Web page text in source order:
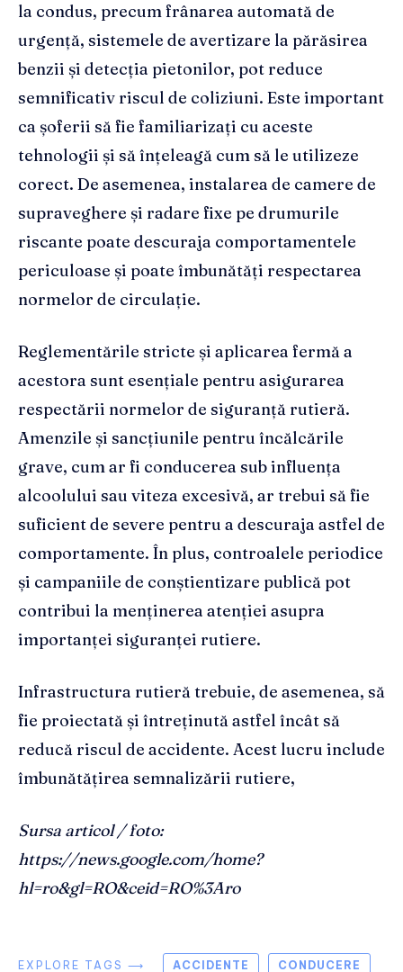
la condus, precum frânarea automată de
urgență, sistemele de avertizare la părăsirea
benzii și detecția pietonilor, pot reduce
semnificativ riscul de coliziuni. Este important
ca șoferii să fie familiarizați cu aceste
tehnologii și să înțeleagă cum să le utilizeze
corect. De asemenea, instalarea de camere de
supraveghere și radare fixe pe drumurile
riscante poate descuraja comportamentele
periculoase și poate îmbunătăți respectarea
normelor de circulație.
Reglementările stricte și aplicarea fermă a
acestora sunt esențiale pentru asigurarea
respectării normelor de siguranță rutieră.
Amenzile și sancțiunile pentru încălcările
grave, cum ar fi conducerea sub influența
alcoolului sau viteza excesivă, ar trebui să fie
suficient de severe pentru a descuraja astfel de
comportamente. În plus, controalele periodice
și campaniile de conștientizare publică pot
contribui la menținerea atenției asupra
importanței siguranței rutiere.
Infrastructura rutieră trebuie, de asemenea, să
fie proiectată și întreținută astfel încât să
reducă riscul de accidente. Acest lucru include
îmbunătățirea semnalizării rutiere,
Sursa articol / foto:
https://news.google.com/home?
hl=ro&gl=RO&ceid=RO%3Aro
EXPLORE TAGS ⟶ ACCIDENTE CONDUCERE